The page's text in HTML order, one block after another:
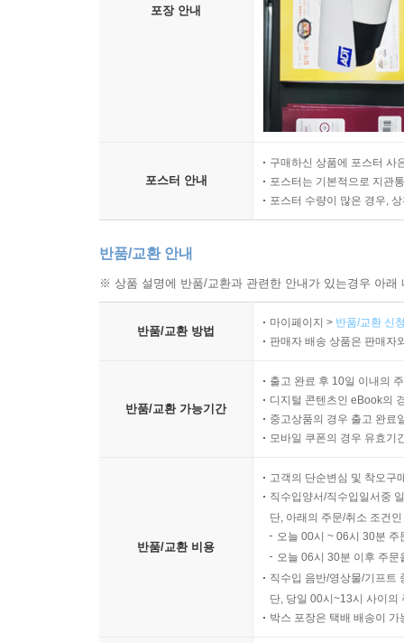
포장 안내
포스터 안내
구매하신 상품에 포스터 사
포스터는 기본적으로 지관
포스터 수량이 많은 경우,
반품/교환 안내
※ 상품 설명에 반품/교환과 관련한 안내가 있는경우 아
반품/교환 방법
마이페이지 > 반품/교환 신
판매자 배송 상품은 판매자
반품/교환 가능기간
출고 완료 후 10일 이내의
디지털 콘텐츠인 eBook의
중고상품의 경우 출고 완료
모바일 쿠폰의 경우 유효기
반품/교환 비용
고객의 단순변심 및 착오구
직수입양서/직수입일서중
단, 아래의 주문/취소 조건
오늘 00시 ~ 06시 30분
오늘 06시 30분 이후 주
직수입 음반/영상물/기프트
단, 당일 00시~13시 사이의
박스 포장은 택배 배송이